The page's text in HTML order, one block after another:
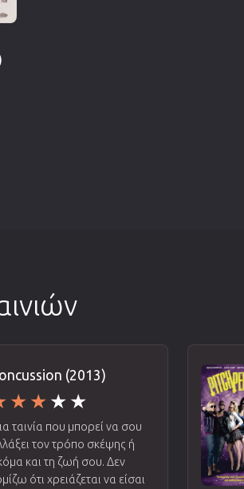
(2013)
ταινία που μπορεί να σου
τον τρόπο σκέψης ή
και τη ζωή σου. Δεν
ότι χρειάζεται να είσαι